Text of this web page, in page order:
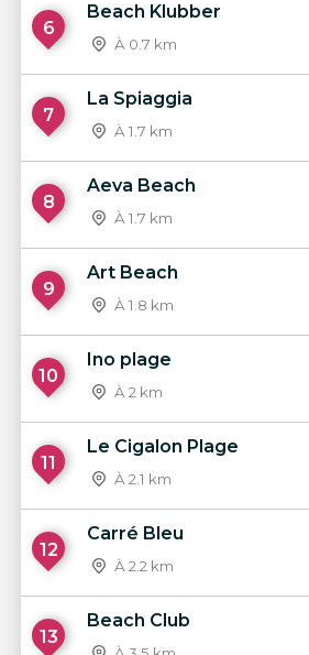
6
Beach Klubber
À 0.7 km
7
La Spiaggia
À 1.7 km
8
Aeva Beach
À 1.7 km
9
Art Beach
À 1.8 km
10
Ino plage
À 2 km
11
Le Cigalon Plage
À 2.1 km
12
Carré Bleu
À 2.2 km
13
Beach Club